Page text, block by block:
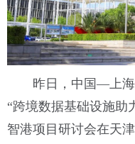
昨日，中国—上
“跨境数据基础设施助
智港项目研讨会在天